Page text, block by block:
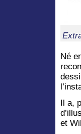
Né
Il a,
et